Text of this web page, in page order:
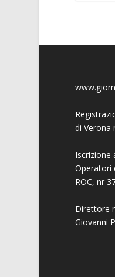
di Verona
Iscrizione
Operatori
ROC, nr
Direttore
Giovanni